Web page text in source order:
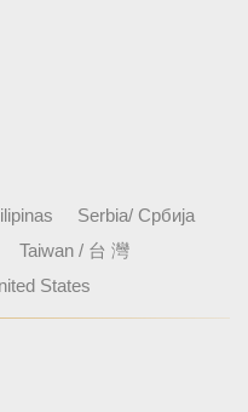
Serbia/ Србија
Taiwan / 台 灣
States